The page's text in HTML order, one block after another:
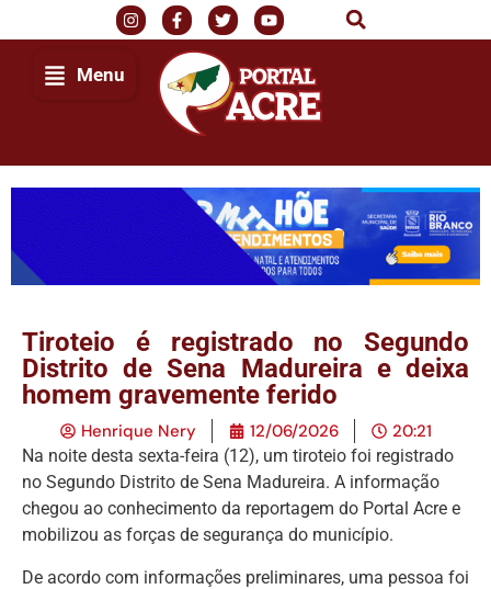
Menu
Tiroteio é registrado no Segundo
Distrito de Sena Madureira e deixa
homem gravemente ferido
Henrique Nery 12/06/2026 20:21
Na noite desta sexta-feira (12), um tiroteio foi registrado
no Segundo Distrito de Sena Madureira. A informação
chegou ao conhecimento da reportagem do Portal Acre e
mobilizou as forças de segurança do município.
De acordo com informações preliminares, uma pessoa foi